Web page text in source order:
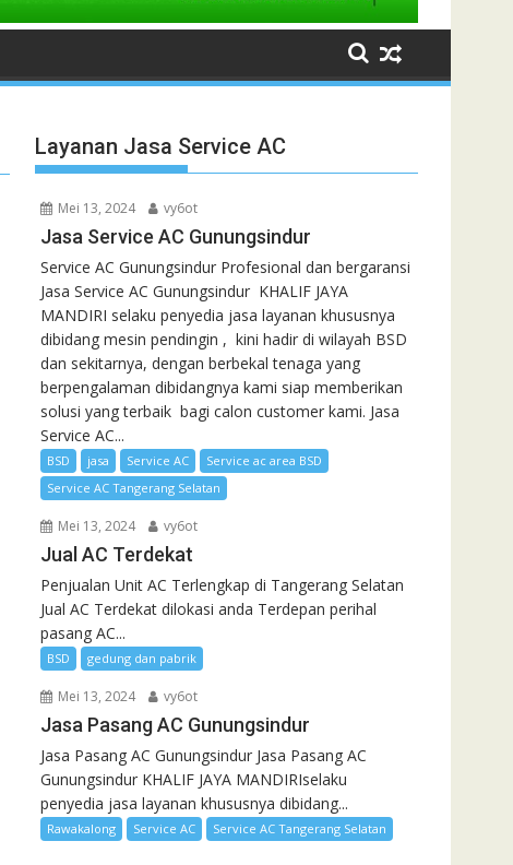
Layanan Jasa Service AC
Mei 13, 2024 vy6ot
Jasa Service AC Gunungsindur
Service AC Gunungsindur Profesional dan bergaransi
Jasa Service AC Gunungsindur KHALIF JAYA
MANDIRI selaku penyedia jasa layanan khususnya
dibidang mesin pendingin , kini hadir di wilayah BSD
dan sekitarnya, dengan berbekal tenaga yang
berpengalaman dibidangnya kami siap memberikan
solusi yang terbaik bagi calon customer kami. Jasa
Service AC...
BSD jasa Service AC
Service ac area BSD
Service AC Tangerang Selatan
Mei 13, 2024 vy6ot
Jual AC Terdekat
Penjualan Unit AC Terlengkap di Tangerang Selatan
Jual AC Terdekat dilokasi anda Terdepan perihal
pasang AC...
BSD gedung dan pabrik
Mei 13, 2024 vy6ot
Jasa Pasang AC Gunungsindur
Jasa Pasang AC Gunungsindur Jasa Pasang AC
Gunungsindur KHALIF JAYA MANDIRIselaku
penyedia jasa layanan khususnya dibidang...
Rawakalong Service AC Service AC Tangerang Selatan